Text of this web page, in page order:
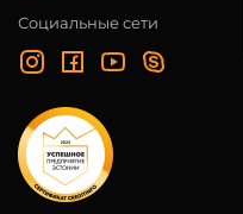
Социальные сети